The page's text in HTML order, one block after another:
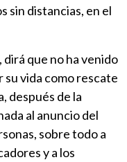
sin distancias, en el
dirá que no ha venido
su vida como rescate
después de la
al anuncio del
sobre todo a
y a los